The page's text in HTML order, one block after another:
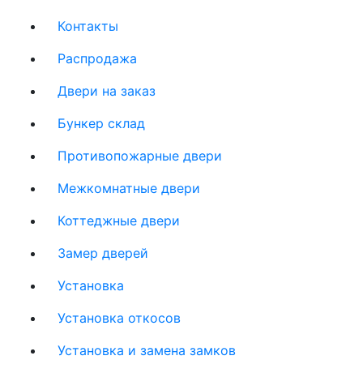
Контакты
Распродажа
Двери на заказ
Бункер склад
Противопожарные двери
Межкомнатные двери
Коттеджные двери
Замер дверей
Установка
Установка откосов
Установка и замена замков